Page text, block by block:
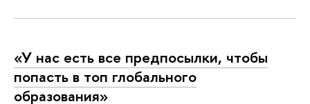
«У нас есть все предпосылки, чтобы
попасть в топ глобального
образования»